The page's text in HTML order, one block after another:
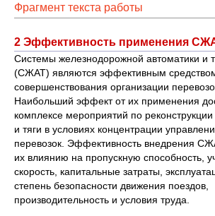
Фрагмент текста работы
2 Эффективность применения
Системы железнодорожной автоматики и
(СЖАТ) являются эффективным
совершенствования организации
Наибольший эффект от их применения
комплексе мероприятий по реконструкции
и тяги в условиях концентрации
перевозок. Эффективность внедрения
их влиянию на пропускную способность,
скорость, капитальные затраты,
степень безопасности движения поездов,
производительность и условия труда.